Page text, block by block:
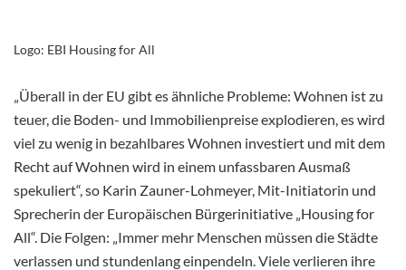
Logo: EBI Housing for All
„Überall in der EU gibt es ähnliche Probleme: Wohnen ist zu
teuer, die Boden- und Immobilienpreise explodieren, es wird
viel zu wenig in bezahlbares Wohnen investiert und mit dem
Recht auf Wohnen wird in einem unfassbaren Ausmaß
spekuliert“, so Karin Zauner-Lohmeyer, Mit-Initiatorin und
Sprecherin der Europäischen Bürgerinitiative „Housing for
All“. Die Folgen: „Immer mehr Menschen müssen die Städte
verlassen und stundenlang einpendeln. Viele verlieren ihre